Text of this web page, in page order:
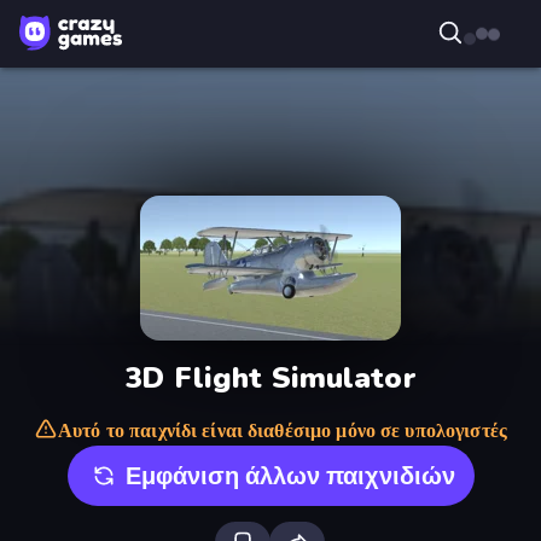
3D Flight Simulator
Αυτό το παιχνίδι είναι διαθέσιμο μόνο σε υπολογιστές
Εμφάνιση άλλων παιχνιδιών